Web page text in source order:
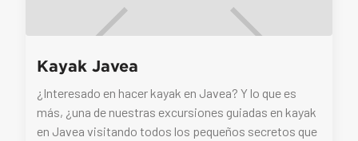
Kayak Javea
¿Interesado en hacer kayak en Javea? Y lo que es
más, ¿una de nuestras excursiones guiadas en kayak
en Javea visitando todos los pequeños secretos que